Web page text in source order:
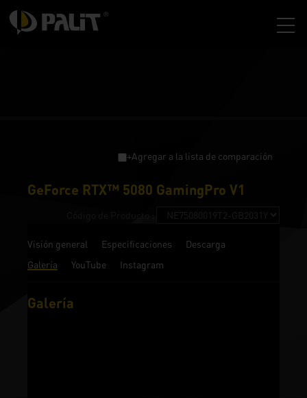
+Agregar a la lista de comparación
GeForce RTX™ 5080 GamingPro V1
Visión general Especificaciones
Descarga
Galería
YouTube Instagram
Galería